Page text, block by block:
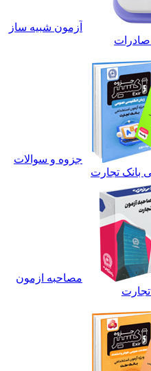
آزمون شبیه ساز
صادرات
جزوه و سوالات
بانک تجارت
مصاحبه ازمون
تجارت